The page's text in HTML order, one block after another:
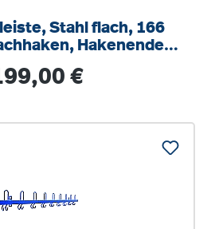
Stahl flach, 166
Hakenenden
Preis:
€